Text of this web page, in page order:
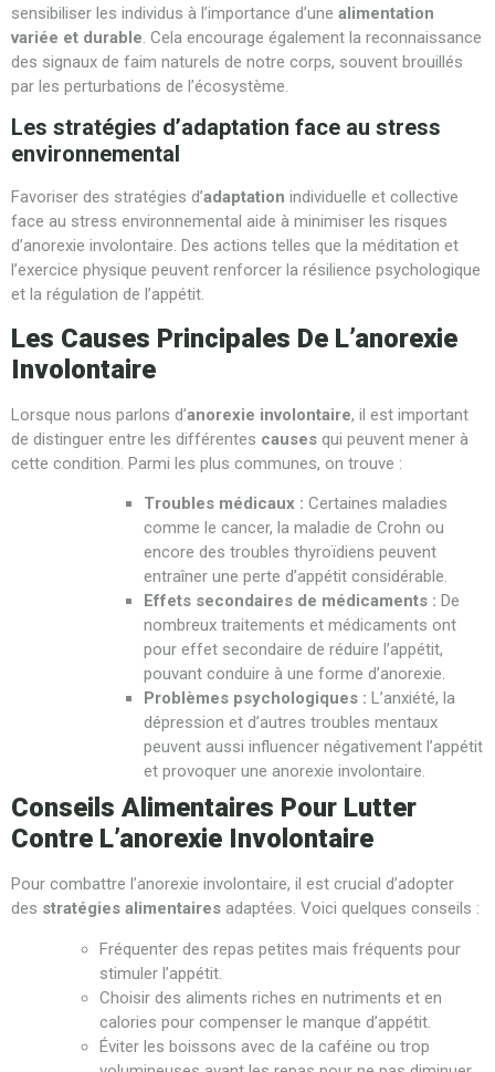
sensibiliser les individus à l’importance d’une alimentation
variée et durable. Cela encourage également la reconnaissance
des signaux de faim naturels de notre corps, souvent brouillés
par les perturbations de l’écosystème.
Les stratégies d’adaptation face au stress
environnemental
Favoriser des stratégies d’adaptation individuelle et collective
face au stress environnemental aide à minimiser les risques
d’anorexie involontaire. Des actions telles que la méditation et
l’exercice physique peuvent renforcer la résilience psychologique
et la régulation de l’appétit.
Les Causes Principales De L’anorexie
Involontaire
Lorsque nous parlons d’anorexie involontaire, il est important
de distinguer entre les différentes causes qui peuvent mener à
cette condition. Parmi les plus communes, on trouve :
Troubles médicaux : Certaines maladies
comme le cancer, la maladie de Crohn ou
encore des troubles thyroïdiens peuvent
entraîner une perte d’appétit considérable.
Effets secondaires de médicaments : De
nombreux traitements et médicaments ont
pour effet secondaire de réduire l’appétit,
pouvant conduire à une forme d’anorexie.
Problèmes psychologiques : L’anxiété, la
dépression et d’autres troubles mentaux
peuvent aussi influencer négativement l’appétit
et provoquer une anorexie involontaire.
Conseils Alimentaires Pour Lutter
Contre L’anorexie Involontaire
Pour combattre l’anorexie involontaire, il est crucial d’adopter
des stratégies alimentaires adaptées. Voici quelques conseils :
Fréquenter des repas petites mais fréquents pour
stimuler l’appétit.
Choisir des aliments riches en nutriments et en
calories pour compenser le manque d’appétit.
Éviter les boissons avec de la caféine ou trop